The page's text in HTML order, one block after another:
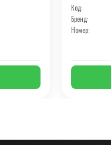
Код:
Бренд:
Номер: